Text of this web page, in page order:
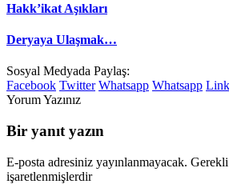
Hakk’ikat Aşıkları
Deryaya Ulaşmak…
Sosyal Medyada Paylaş:
Facebook Twitter Whatsapp Whatsapp
Yorum Yazınız
Bir yanıt yazın
E-posta adresiniz yayınlanmayacak.
işaretlenmişlerdir